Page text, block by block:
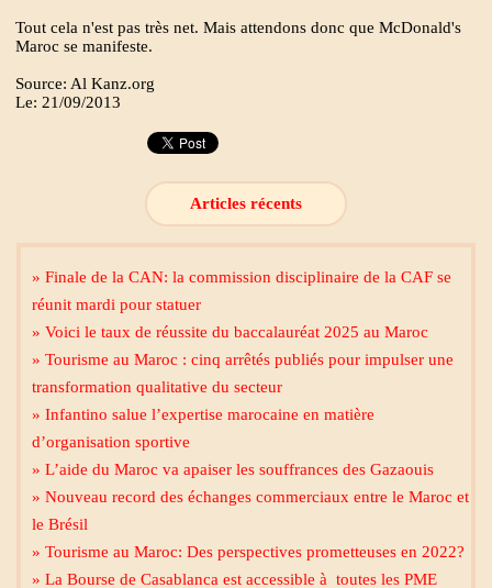
Tout cela n'est pas très net. Mais attendons donc que McDonald's
Maroc se manifeste.
Source: Al Kanz.org
Le: 21/09/2013
Articles récents
» Finale de la CAN: la commission disciplinaire de la CAF se
réunit mardi pour statuer
» Voici le taux de réussite du baccalauréat 2025 au Maroc
» Tourisme au Maroc : cinq arrêtés publiés pour impulser une
transformation qualitative du secteur
» Infantino salue l’expertise marocaine en matière
d’organisation sportive
» L’aide du Maroc va apaiser les souffrances des Gazaouis
» Nouveau record des échanges commerciaux entre le Maroc et
le Brésil
» Tourisme au Maroc: Des perspectives prometteuses en 2022?
» La Bourse de Casablanca est accessible à toutes les PME